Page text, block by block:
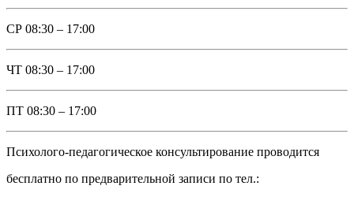
СР 08:30 – 17:00
ЧТ 08:30 – 17:00
ПТ 08:30 – 17:00
Психолого-педагогическое консультирование проводится
бесплатно по предварительной записи по тел.: